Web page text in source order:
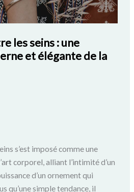
les seins : une
et élégante de la
s’est imposé comme une
corporel, alliant l’intimité d’un
d’un ornement qui
qu’une simple tendance, il